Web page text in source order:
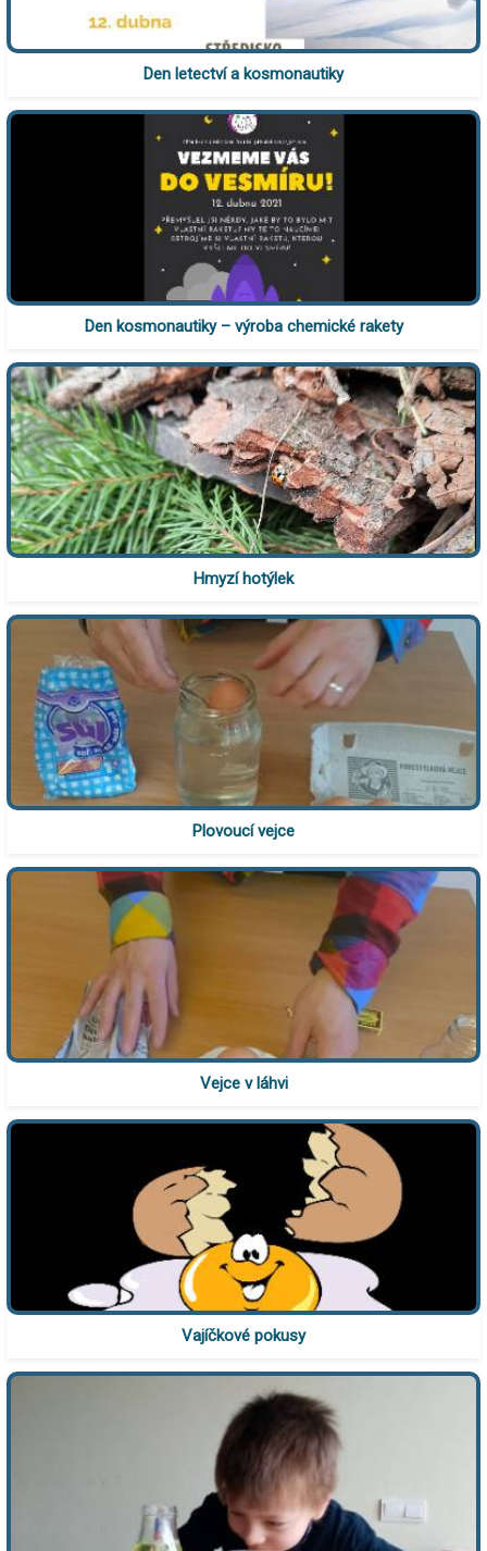
Den letectví a kosmonautiky
Den kosmonautiky – výroba chemické rakety
Hmyzí hotýlek
Plovoucí vejce
Vejce v láhvi
Vajíčkové pokusy